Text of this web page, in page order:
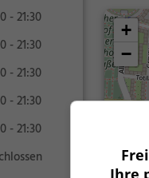
- 21:30
- 21:30
- 21:30
- 21:30
- 21:30
+
−
Ihre